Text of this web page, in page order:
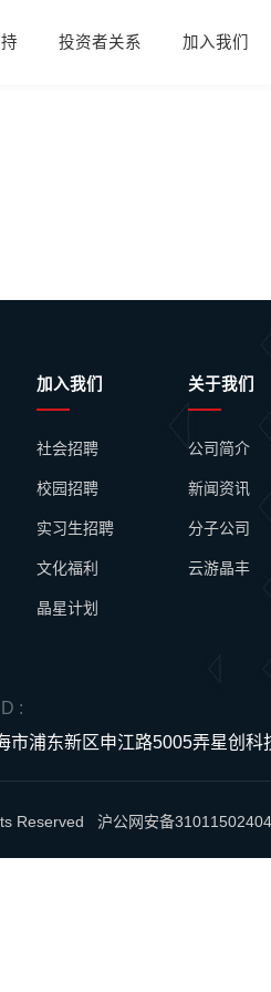
投资者关系 加入我们
加入我们
社会招聘
校园招聘
实习生招聘
文化福利
晶星计划
关于我们
公司简介
新闻资讯
分子公司
云游晶丰
:
市浦东新区申江路5005弄星创
Reserved 沪公网安备